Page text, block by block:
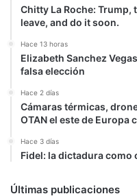
Chitty La Roche:
leave, and do it soon.
Hace 13 horas
Elizabeth Sanchez
falsa elección
Hace 2 días
Cámaras térmicas,
OTAN el este de
Hace 3 días
Fidel: la dictadura como
Últimas publicaciones